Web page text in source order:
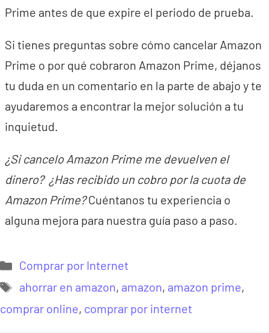
Prime antes de que expire el periodo de prueba.
Si tienes preguntas sobre cómo cancelar Amazon
Prime o por qué cobraron Amazon Prime, déjanos
tu duda en un comentario en la parte de abajo y te
ayudaremos a encontrar la mejor solución a tu
inquietud.
¿Si cancelo Amazon Prime me devuelven el
dinero? ¿Has recibido un cobro por la cuota de
Amazon Prime?Cuéntanos tu experiencia o
alguna mejora para nuestra guía paso a paso.
Categorías
Comprar por Internet
Etiquetas
ahorrar en amazon, amazon, amazon prime,
comprar online, comprar por internet